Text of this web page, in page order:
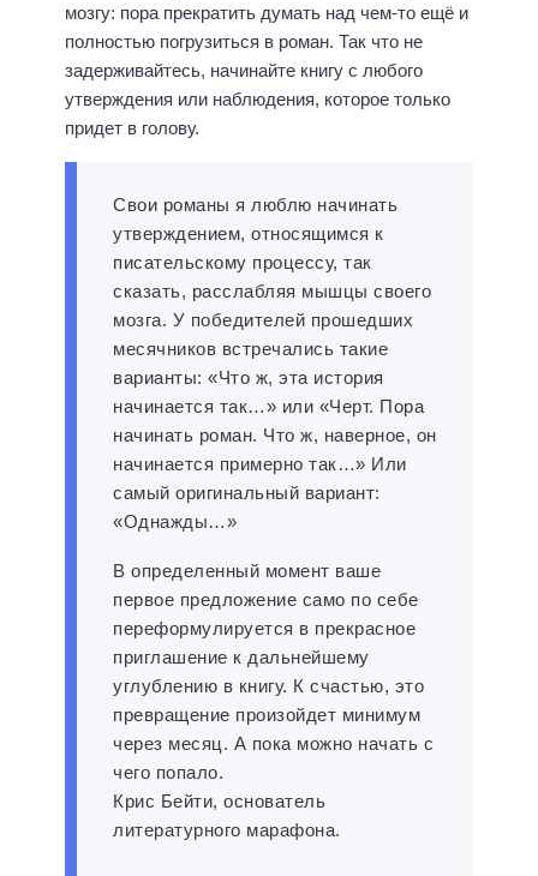
мозгу: пора прекратить думать над чем-то ещё и
полностью погрузиться в роман. Так что не
задерживайтесь, начинайте книгу с любого
утверждения или наблюдения, которое только
придет в голову.
Свои романы я люблю начинать
утверждением, относящимся к
писательскому процессу, так
сказать, расслабляя мышцы своего
мозга. У победителей прошедших
месячников встречались такие
варианты: «Что ж, эта история
начинается так…» или «Черт. Пора
начинать роман. Что ж, наверное, он
начинается примерно так…» Или
самый оригинальный вариант:
«Однажды…»
В определенный момент ваше
первое предложение само по себе
переформулируется в прекрасное
приглашение к дальнейшему
углублению в книгу. К счастью, это
превращение произойдет минимум
через месяц. А пока можно начать с
чего попало.
Крис Бейти, основатель
литературного марафона.